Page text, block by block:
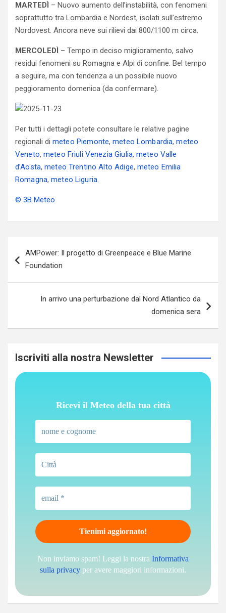
MARTEDÌ – Nuovo aumento dell’instabilità, con fenomeni
soprattutto tra Lombardia e Nordest, isolati sull’estremo
Nordovest. Ancora neve sui rilievi dai 800/1100 m circa.
MERCOLEDÌ – Tempo in deciso miglioramento, salvo
residui fenomeni su Romagna e Alpi di confine. Bel tempo
a seguire, ma con tendenza a un possibile nuovo
peggioramento domenica (da confermare).
Per tutti i dettagli potete consultare le relative pagine
regionali di meteo Piemonte,meteo Lombardia,meteo
Veneto, meteo Friuli Venezia Giulia, meteo Valle
d’Aosta,meteo Trentino Alto Adige, meteo Emilia
Romagna,meteo Liguria.
© 3B Meteo
articoli
AMPower: Il progetto di Greenpeace e Blue Marine
Foundation
In arrivo una perturbazione dal Nord Atlantico da
domenica sera
Iscriviti alla nostra Newsletter
Ricevi il Meteo della tua città
Non inviamo spam! Leggi la nostra Informativa
sulla privacy per avere maggiori informazioni.